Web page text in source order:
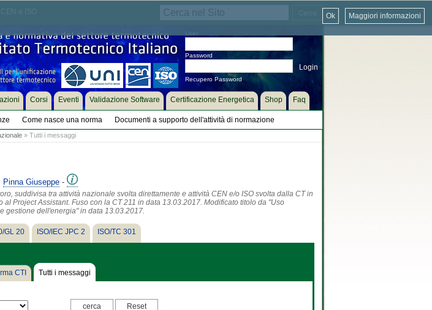
Password
Recupero Password
Come nasce una norma Documenti a supporto dell'attività di normazione
Corsi Eventi Validazione Software Certificazione Energetica Shop Faq
» Tutti i messaggi
Pinna Giuseppe-
suddivisa tra attività nazionale svolta direttamente e attività CEN e/o ISO svolta dalla CT in
Project Assistant. Fuso con la CT 211 in data 13.03.2017. Modificato titolo da "Uso
gestione dell'energia" in data 13.03.2017.
GL 20 ISO/IEC JPC 2 ISO/TC 301
CTI Tutti i messaggi
Maggiori informazioni
Ok